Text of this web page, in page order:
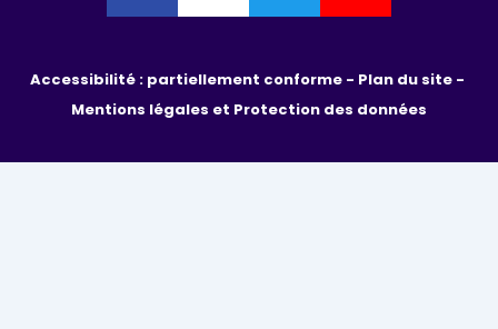
Accessibilité : partiellement conforme -
Mentions légales et Protection des données